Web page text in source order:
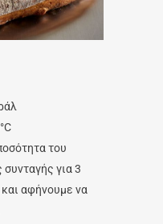
του
για 3
αφήνουμε να